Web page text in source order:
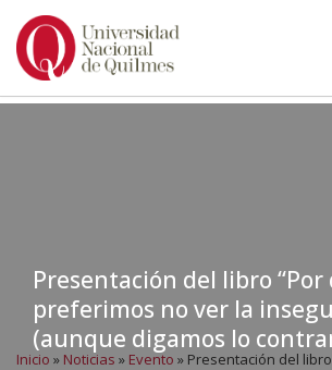
Ir
Presentación del libro “Por
preferimos no ver la
(aunque digamos lo
Inicio » Noticias » Evento » Presentación del